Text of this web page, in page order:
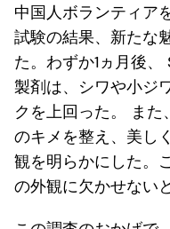
中国人ボランティア
試験の結果、新たな
た。わずか1ヵ月後、
製剤は、シワや小ジ
クを上回った。 ま
のキメを整え、美し
観を明らかにした。
の外観に欠かせない